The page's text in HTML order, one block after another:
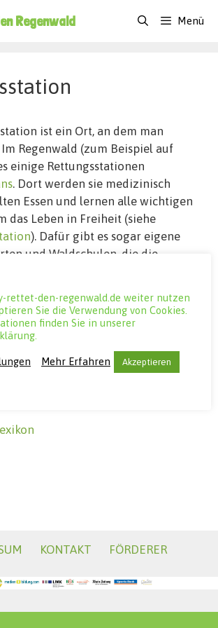
Regenwald Menü
ist ein Ort, an dem man
Regenwald (zum Beispiel auf
einige Rettungsstationen
. Dort werden sie medizinisch
Essen und lernen alle wichtigen
das Leben in Freiheit (siehe
). Dafür gibt es sogar eigene
und Waldschulen, die die
Wenn die Affen schließlich
sieausgewildertwerden. So
Utans ihre Freiheit zurück und
Platz für neue Bedürftige, die
Zuflucht finden.
KONTAKT FÖRDERER
rettet-den-regenwald.de weiter nutzen
Sie die Verwendung von Cookies.
finden Sie in unserer
Mehr Erfahren Akzeptieren